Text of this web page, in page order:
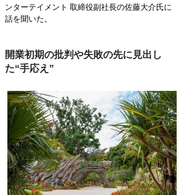
ンターテイメント 取締役副社長の佐藤大介氏に
話を聞いた。
開業初期の批判や失敗の先に見出し
た“手応え”